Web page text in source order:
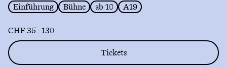
Einführung
Bühne ab 10 A19
CHF 35 - 130
Tickets